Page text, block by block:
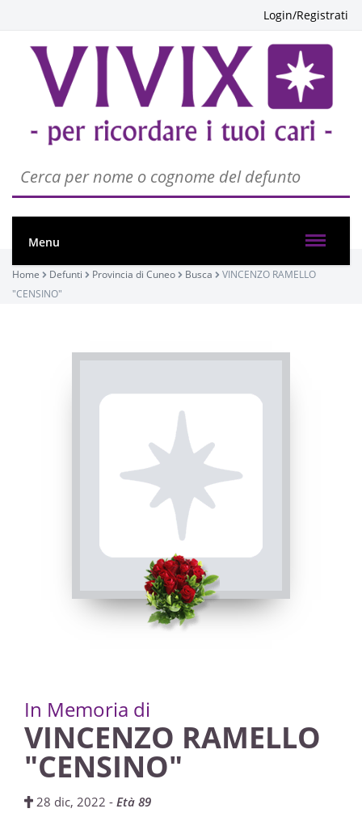
Login/Registrati
Menu
Home Defunti Provincia di Cuneo Busca
VINCENZO RAMELLO
"CENSINO"
In Memoria di
VINCENZO RAMELLO
"CENSINO"
28 dic, 2022 -Età 89
PASSATE:
FUNERALE
Busca, Chiesa parrocchiale di Busca - Maria Vergine
Busca, Chiesa parrocchiale di Busca - Maria Vergine
INVIA CONDOGLIANZE